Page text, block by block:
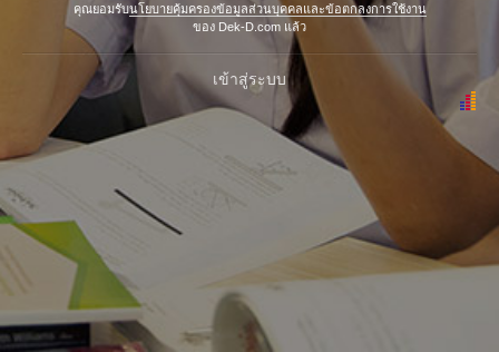
คุณยอมรับนโยบายคุ้มครองข้อมูลส่วนบุคคลและข้อตกลงการใช้งาน
ของ Dek-D.com แล้ว
เข้าสู่ระบบ